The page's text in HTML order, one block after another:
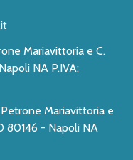
Mariavittoria e C.
Mariavittoria e
80146 - Napoli NA